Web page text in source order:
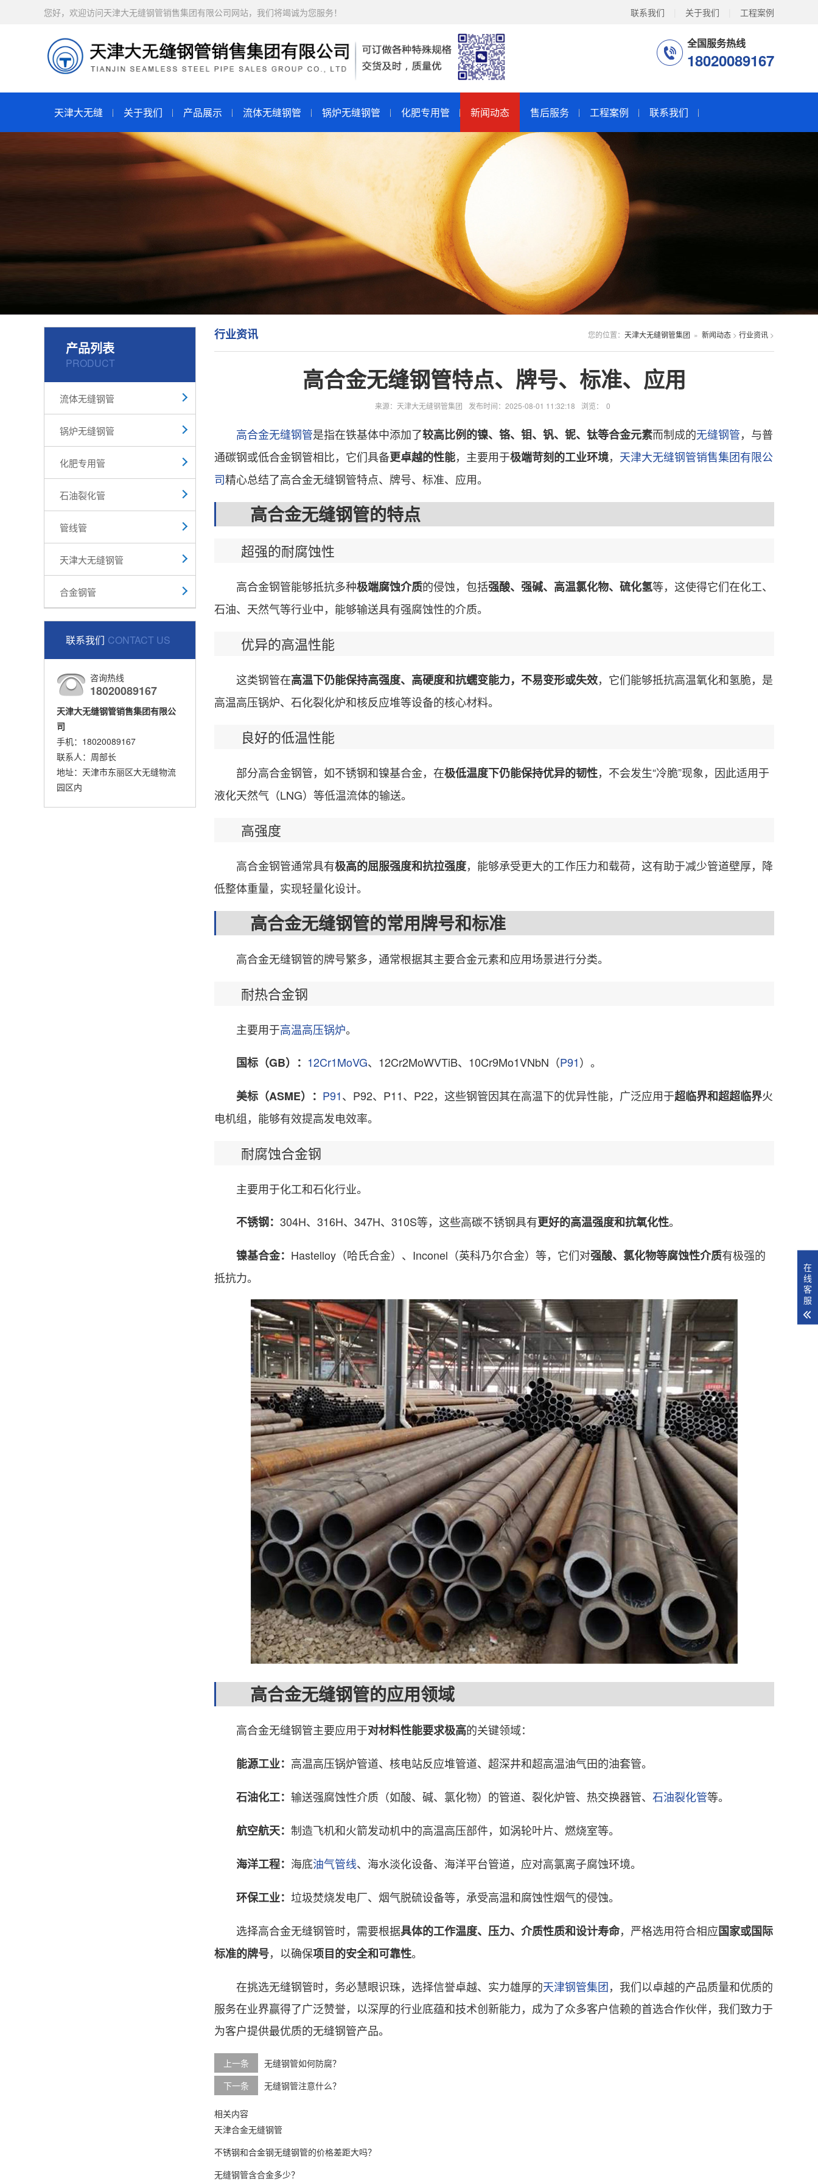
联系我们 关于我们 工程案例
您好，欢迎访问天津大无缝钢管销售集团有限公司网站，我们将竭诚为您服务！
全国服务热线
18020089167
天津大无缝 关于我们 产品展示 流体无缝钢管 锅炉无缝钢管 化肥专用管 新闻动态 售后服务 工程案例 联系我们
产品列表
PRODUCT
流体无缝钢管
锅炉无缝钢管
化肥专用管
石油裂化管
管线管
天津大无缝钢管
合金钢管
联系我们 CONTACT US
咨询热线
18020089167
天津大无缝钢管销售集团有限公
司
手机：18020089167
联系人：周部长
地址：天津市东丽区大无缝物流
园区内
您的位置： 天津大无缝钢管集团 » 新闻动态 > 行业资讯 >
行业资讯
高合金无缝钢管特点、牌号、标准、应用
来源：天津大无缝钢管集团 发布时间：2025-08-01 11:32:18 浏览： 0
高合金无缝钢管是指在铁基体中添加了较高比例的镍、铬、钼、钒、铌、钛等合金元素而制成的无缝钢管，与普
通碳钢或低合金钢管相比，它们具备更卓越的性能，主要用于极端苛刻的工业环境， 天津大无缝钢管销售集团有限公
司精心总结了高合金无缝钢管特点、牌号、标准、应用。
高合金无缝钢管的特点
超强的耐腐蚀性
高合金钢管能够抵抗多种极端腐蚀介质的侵蚀，包括强酸、强碱、高温氯化物、硫化氢等，这使得它们在化工、
石油、天然气等行业中，能够输送具有强腐蚀性的介质。
优异的高温性能
这类钢管在高温下仍能保持高强度、高硬度和抗蠕变能力，不易变形或失效，它们能够抵抗高温氧化和氢脆，是
高温高压锅炉、石化裂化炉和核反应堆等设备的核心材料。
良好的低温性能
部分高合金钢管，如不锈钢和镍基合金，在极低温度下仍能保持优异的韧性，不会发生“冷脆”现象，因此适用于
液化天然气（LNG）等低温流体的输送。
高强度
高合金钢管通常具有极高的屈服强度和抗拉强度，能够承受更大的工作压力和载荷，这有助于减少管道壁厚，降
低整体重量，实现轻量化设计。
高合金无缝钢管的常用牌号和标准
高合金无缝钢管的牌号繁多，通常根据其主要合金元素和应用场景进行分类。
耐热合金钢
主要用于高温高压锅炉。
国标（GB）： 12Cr1MoVG、12Cr2MoWVTiB、10Cr9Mo1VNbN（P91）。
美标（ASME）： P91、P92、P11、P22，这些钢管因其在高温下的优异性能，广泛应用于超临界和超超临界火
电机组，能够有效提高发电效率。
耐腐蚀合金钢
主要用于化工和石化行业。
不锈钢： 304H、316H、347H、310S等，这些高碳不锈钢具有更好的高温强度和抗氧化性。
镍基合金： Hastelloy（哈氏合金）、Inconel（英科乃尔合金）等，它们对强酸、氯化物等腐蚀性介质有极强的
抵抗力。
高合金无缝钢管的应用领域
高合金无缝钢管主要应用于对材料性能要求极高的关键领域：
能源工业： 高温高压锅炉管道、核电站反应堆管道、超深井和超高温油气田的油套管。
石油化工： 输送强腐蚀性介质（如酸、碱、氯化物）的管道、裂化炉管、热交换器管、 石油裂化管等。
航空航天： 制造飞机和火箭发动机中的高温高压部件，如涡轮叶片、燃烧室等。
海洋工程： 海底油气管线、海水淡化设备、海洋平台管道，应对高氯离子腐蚀环境。
环保工业： 垃圾焚烧发电厂、烟气脱硫设备等，承受高温和腐蚀性烟气的侵蚀。
选择高合金无缝钢管时，需要根据具体的工作温度、压力、介质性质和设计寿命，严格选用符合相应国家或国际
标准的牌号，以确保项目的安全和可靠性。
在挑选无缝钢管时，务必慧眼识珠，选择信誉卓越、实力雄厚的天津钢管集团，我们以卓越的产品质量和优质的
服务在业界赢得了广泛赞誉，以深厚的行业底蕴和技术创新能力，成为了众多客户信赖的首选合作伙伴，我们致力于
为客户提供最优质的无缝钢管产品。
上一条
无缝钢管如何防腐？
下一条
无缝钢管注意什么？
相关内容
天津合金无缝钢管
不锈钢和合金钢无缝钢管的价格差距大吗？
无缝钢管含合金多少？
在
线
客
服